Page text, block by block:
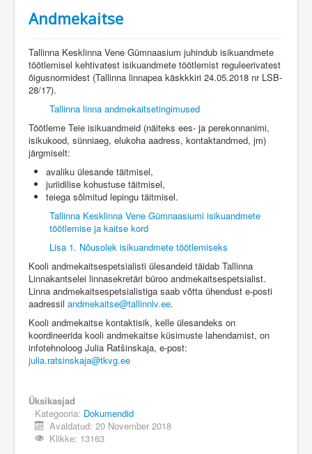
Andmekaitse
Tallinna Kesklinna Vene Gümnaasium juhindub isikuandmete
töötlemisel kehtivatest isikuandmete töötlemist reguleerivatest
õigusnormidest (Tallinna linnapea käskkkiri 24.05.2018 nr LSB-
28/17).
Tallinna linna andmekaitsetingimused
Töötleme Teie isikuandmeid (näiteks ees- ja perekonnanimi,
isikukood, sünniaeg, elukoha aadress, kontaktandmed, jm)
järgmiselt:
avaliku ülesande täitmisel,
juriidilise kohustuse täitmisel,
teiega sõlmitud lepingu täitmisel.
Tallinna Kesklinna Vene Gümnaasiumi isikuandmete
töötlemise ja kaitse kord
Lisa 1. Nõusolek isikuandmete töötlemiseks
Kooli andmekaitsespetsialisti ülesandeid täidab Tallinna
Linnakantselei linnasekretäri büroo andmekaitsespetsialist.
Linna andmekaitsespetsialistiga saab võtta ühendust e-posti
aadressil andmekaitse@tallinnlv.ee.
Kooli andmekaitse kontaktisik, kelle ülesandeks on
koordineerida kooli andmekaitse küsimuste lahendamist, on
infotehnoloog Julia Ratšinskaja, e-post:
julia.ratsinskaja@tkvg.ee
Üksikasjad
Kategooria: Dokumendid
Avaldatud: 20 November 2018
Klikke: 13163